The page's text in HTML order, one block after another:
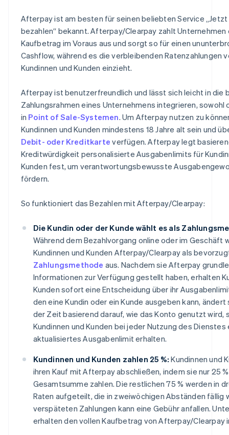
Afterpay ist am besten für seinen beliebten Service
bezahlen“ bekannt. Afterpay/Clearpay zahlt Unternehmen
Kaufbetrag im Voraus aus und sorgt so für einen
Cashflow, während es die verbleibenden Ratenzahlungen
Kundinnen und Kunden einzieht.
Afterpay ist benutzerfreundlich und lässt sich leicht in die
Zahlungsrahmen eines Unternehmens integrieren, sowohl
in Point of Sale-Systemen. Um Afterpay nutzen zu
Kundinnen und Kunden mindestens 18 Jahre alt sein und
Debit- oder Kreditkarte verfügen. Afterpay legt
Kreditwürdigkeit personalisierte Ausgabenlimits für
Kunden fest, um verantwortungsbewusste
fördern.
So funktioniert das Bezahlen mit Afterpay/Clearpay:
Die Kundin oder der Kunde wählt es als
Während dem Bezahlvorgang online oder im Geschäft
Kundinnen und Kunden Afterpay/Clearpay als
Zahlungsmethode aus. Nachdem sie Afterpay
Informationen zur Verfügung gestellt haben, erhalten
Kunden sofort eine Entscheidung über ihr
den eine Kundin oder ein Kunde ausgeben kann, ändert
der Zeit basierend darauf, wie das Konto genutzt wird,
Kundinnen und Kunden bei jeder Nutzung des Dienstes
aktualisiertes Ausgabenlimit erhalten.
Kundinnen und Kunden zahlen 25 %: Kundinnen und
ihren Kauf mit Afterpay abschließen, indem sie nur 25
Gesamtsumme zahlen. Die restlichen 75 % werden in
Raten aufgeteilt, die in zweiwöchigen Abständen fällig
verspäteten Zahlungen kann eine Gebühr anfallen.
erhalten den vollen Kaufbetrag von Afterpay/Clearpay